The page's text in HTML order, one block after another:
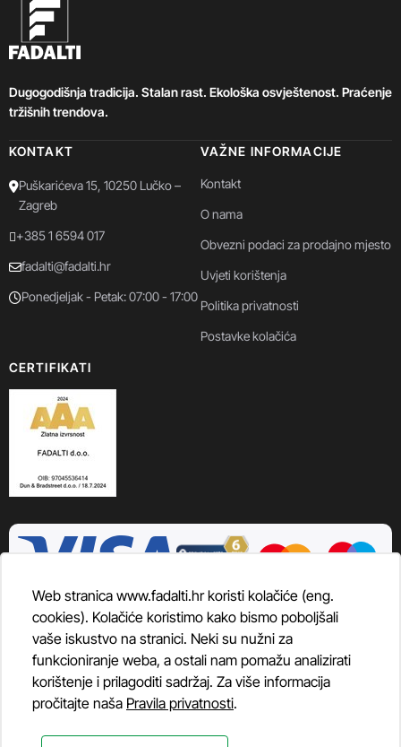
Dugogodišnja tradicija. Stalan rast. Ekološka osvještenost. Praćenje
tržišnih trendova.
KONTAKT
Puškarićeva 15, 10250 Lučko –
Zagreb
+385 1 6594 017
fadalti@fadalti.hr
Ponedjeljak - Petak: 07:00 - 17:00
VAŽNE INFORMACIJE
Kontakt
O nama
Obvezni podaci za prodajno mjesto
Uvjeti korištenja
Politika privatnosti
Postavke kolačića
CERTIFIKATI
Web stranica www.fadalti.hr koristi kolačiće (eng.
cookies). Kolačiće koristimo kako bismo poboljšali
vaše iskustvo na stranici. Neki su nužni za
funkcioniranje weba, a ostali nam pomažu analizirati
korištenje i prilagoditi sadržaj. Za više informacija
pročitajte naša Pravila privatnosti.